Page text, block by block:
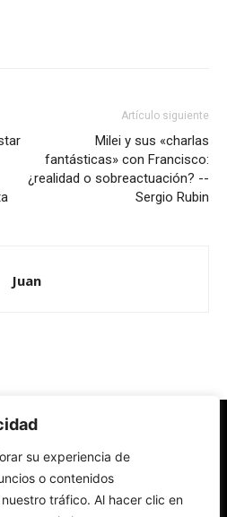
su experiencia de
o contenidos
tráfico. Al hacer clic en
Artículo siguiente
Milei y sus «charlas
fantásticas» con Francisco:
¿realidad o sobreactuación? --
Sergio Rubin
Juan
católica y la sociedad